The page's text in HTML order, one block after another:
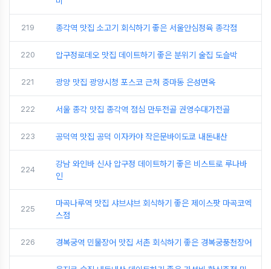
219 종각역 맛집 소고기 회식하기 좋은 서울안심정육 종각점
220 압구정로데오 맛집 데이트하기 좋은 분위기 술집 도슬박
221 광양 맛집 광양시청 포스코 근처 중마동 은성면옥
222 서울 종각 맛집 종각역 점심 만두전골 권영수대가전골
223 공덕역 맛집 공덕 이자카야 작은문바이도쿄 내돈내산
224
강남 와인바 신사 압구정 데이트하기 좋은 비스트로 루나바
인
225
마곡나루역 맛집 샤브샤브 회식하기 좋은 제이스팟 마곡코엑
스점
226 경복궁역 민물장어 맛집 서촌 회식하기 좋은 경복궁풍천장어